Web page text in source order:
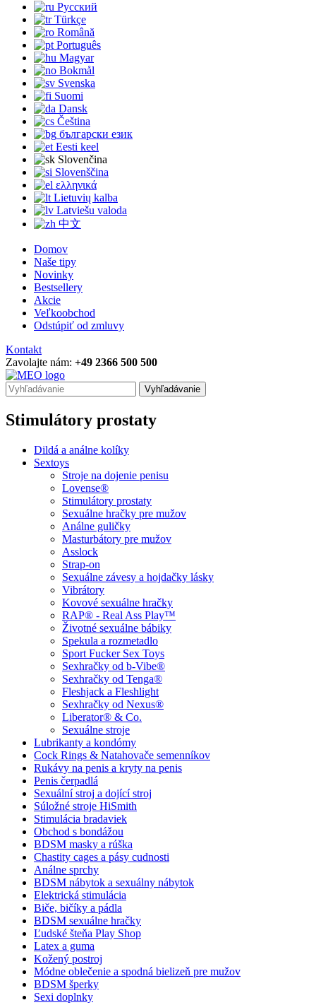
Русский
Türkçe
Română
Português
Magyar
Bokmål
Svenska
Suomi
Dansk
Čeština
български език
Eesti keel
Slovenčina
Slovenščina
ελληνικά
Lietuvių kalba
Latviešu valoda
中文
Domov
Naše tipy
Novinky
Bestsellery
Akcie
Veľkoobchod
Odstúpiť od zmluvy
Kontakt
Zavolajte nám: +49 2366 500 500
Vyhľadávanie
Stimulátory prostaty
Dildá a análne kolíky
Sextoys
Stroje na dojenie penisu
Lovense®
Stimulátory prostaty
Sexuálne hračky pre mužov
Análne guličky
Masturbátory pre mužov
Asslock
Strap-on
Sexuálne závesy a hojdačky lásky
Vibrátory
Kovové sexuálne hračky
RAP® - Real Ass Play™
Životné sexuálne bábiky
Spekula a rozmetadlo
Sport Fucker Sex Toys
Sexhračky od b-Vibe®
Sexhračky od Tenga®
Fleshjack a Fleshlight
Sexhračky od Nexus®
Liberator® & Co.
Sexuálne stroje
Lubrikanty a kondómy
Cock Rings & Natahovače semenníkov
Rukávy na penis a kryty na penis
Penis čerpadlá
Sexuální stroj a dojící stroj
Súložné stroje HiSmith
Stimulácia bradaviek
Obchod s bondážou
BDSM masky a rúška
Chastity cages a pásy cudnosti
Análne sprchy
BDSM nábytok a sexuálny nábytok
Elektrická stimulácia
Biče, bičíky a pádla
BDSM sexuálne hračky
Ľudské šteňa Play Shop
Latex a guma
Kožený postroj
Módne oblečenie a spodná bielizeň pre mužov
BDSM šperky
Sexi doplnky